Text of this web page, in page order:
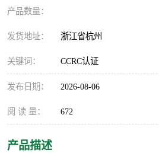
产品数量：
发货地址： 浙江省杭州
关键词： CCRC认证
发布日期： 2026-08-06
阅 读 量： 672
产品描述
iso22000认证